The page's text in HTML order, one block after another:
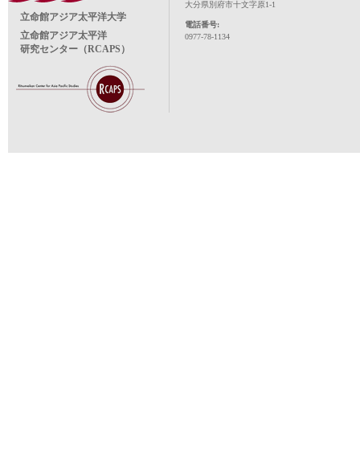
立命館アジア太平洋大学
立命館アジア太平洋
研究センター（RCAPS）
大分県別府市十文字原1-1
電話番号:
0977-78-1134